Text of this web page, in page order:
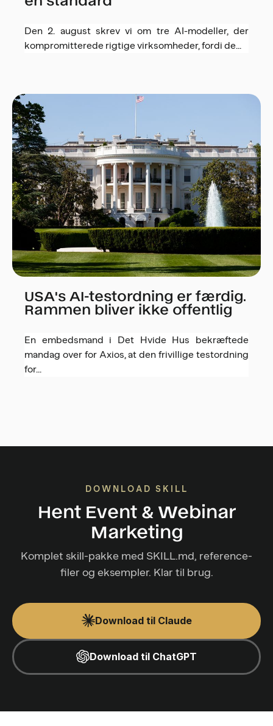
Den 2. august skrev vi om tre AI-modeller, der
kompromitterede rigtige virksomheder, fordi de...
USA's AI-testordning er færdig.
Rammen bliver ikke offentlig
En embedsmand i Det Hvide Hus bekræftede
mandag over for Axios, at den frivillige testordning
for...
DOWNLOAD SKILL
Hent Event & Webinar
Marketing
Komplet skill-pakke med SKILL.md, reference-
filer og eksempler. Klar til brug.
Download til Claude
Download til ChatGPT